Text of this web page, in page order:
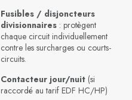
Fusibles / disjoncteurs
divisionnaires : protègent
chaque circuit individuellement
contre les surcharges ou courts-
circuits.
Contacteur jour/nuit (si
raccordé au tarif EDF HC/HP)